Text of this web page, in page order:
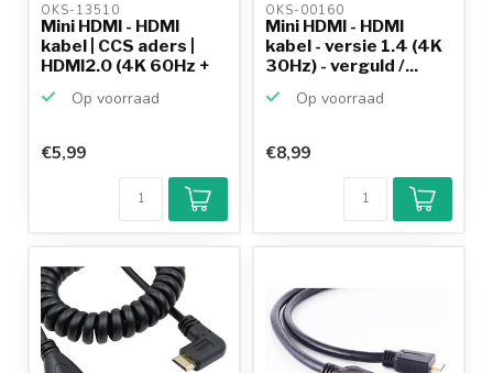
OKS-13510
Mini HDMI - HDMI
kabel | CCS aders |
HDMI2.0 (4K 60Hz +
Op voorraad
€5,99
OKS-00160
Mini HDMI - HDMI
kabel - versie 1.4 (4K
30Hz) - verguld /...
Op voorraad
€8,99